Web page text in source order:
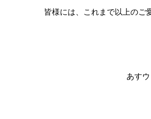
皆様には、これまで以上のご
あす